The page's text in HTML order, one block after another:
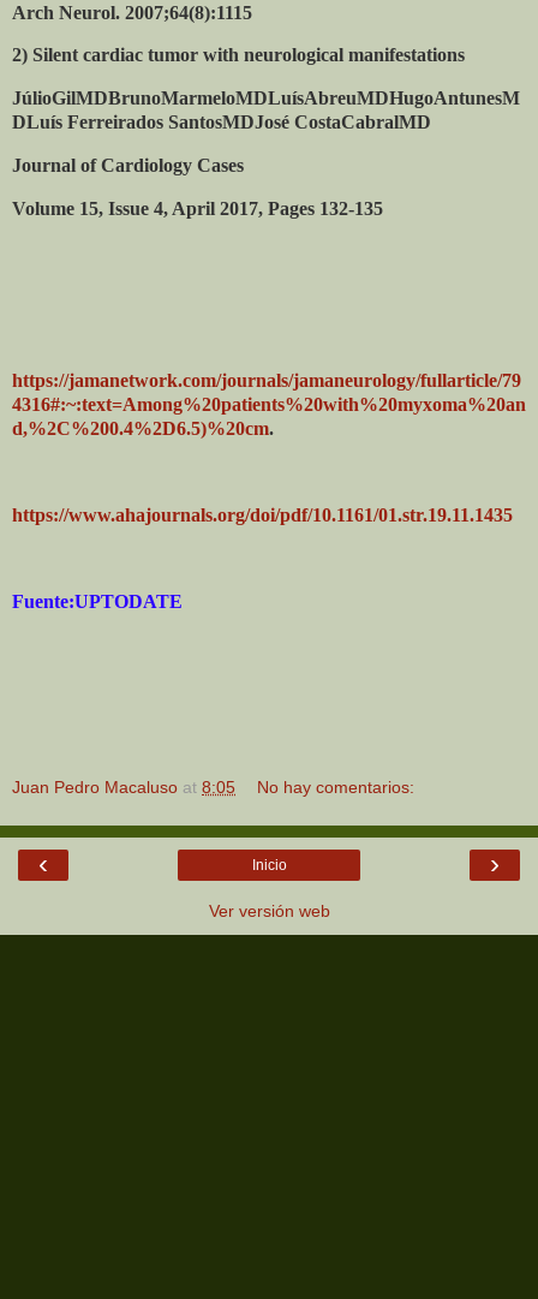
Arch Neurol. 2007;64(8):1115
2) Silent cardiac tumor with neurological manifestations
JúlioGilMDBrunoMarmeloMDLuísAbreuMDHugoAntunesM
DLuís Ferreirados SantosMDJosé CostaCabralMD
Journal of Cardiology Cases
Volume 15, Issue 4, April 2017, Pages 132-135
https://jamanetwork.com/journals/jamaneurology/fullarticle/79
4316#:~:text=Among%20patients%20with%20myxoma%20an
d,%2C%200.4%2D6.5)%20cm.
https://www.ahajournals.org/doi/pdf/10.1161/01.str.19.11.1435
Fuente:UPTODATE
Juan Pedro Macaluso at 8:05 No hay comentarios:
‹ ›
Inicio
Ver versión web